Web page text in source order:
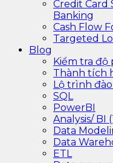
Credit Card
Banking
Cash Flow
Targeted
Blog
Kiểm tra độ
Thành tích
Lộ trình
SQL
PowerBI
Analysis/ BI
Data
Data
ETL